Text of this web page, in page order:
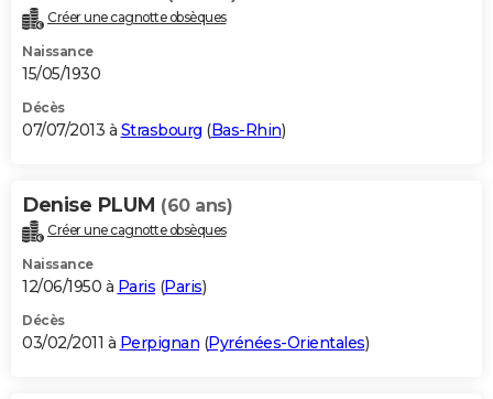
Créer une cagnotte obsèques
Naissance
15/05/1930
Décès
07/07/2013 à Strasbourg (Bas-Rhin)
Denise PLUM (60 ans)
Créer une cagnotte obsèques
Naissance
12/06/1950 à Paris (Paris)
Décès
03/02/2011 à Perpignan (Pyrénées-Orientales)